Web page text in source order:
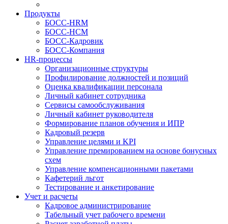
Продукты
БОСС-HRM
БОСС-HCM
БОСС-Кадровик
БОСС-Компания
HR-процессы
Организационные структуры
Профилирование должностей и позиций
Оценка квалификации персонала
Личный кабинет сотрудника
Сервисы самообслуживания
Личный кабинет руководителя
Формирование планов обучения и ИПР
Кадровый резерв
Управление целями и KPI
Управление премированием на основе бонусных
схем
Управление компенсационными пакетами
Кафетерий льгот
Тестирование и анкетирование
Учет и расчеты
Кадровое администрирование
Табельный учет рабочего времени